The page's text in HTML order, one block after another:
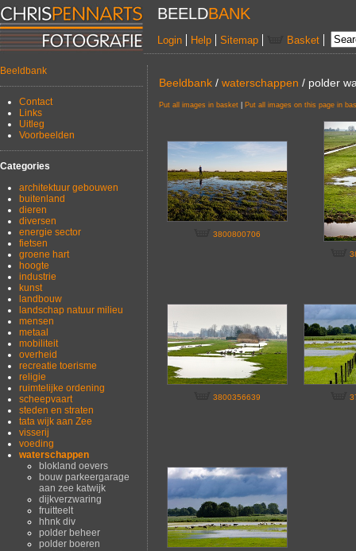
BEELDBANK
Login Help Sitemap Basket
Beeldbank
Contact
Links
Uitleg
Voorbeelden
Categories
architektuur gebouwen
buitenland
dieren
diversen
energie sector
fietsen
groene hart
hoogte
industrie
kunst
landbouw
landschap natuur milieu
mensen
metaal
mobiliteit
overheid
recreatie toerisme
religie
ruimtelijke ordening
scheepvaart
steden en straten
tata wijk aan Zee
visserij
voeding
waterschappen
blokland oevers
bouw parkeergarage
aan zee katwijk
dijkverzwaring
fruitteelt
hhnk div
polder beheer
polder boeren
Beeldbank / waterschappen / polder
Put all images in basket Put all images on this page in
3800800706
3800356639